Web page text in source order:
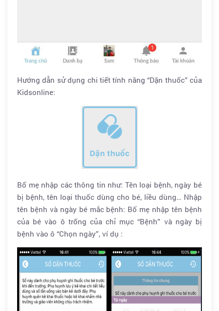
Hướng dẫn sử dụng chi tiết tính năng “Dặn thuốc” của
Kidsonline:
Bố mẹ nhập các thông tin như: Tên loại bệnh, ngày bé
bị bệnh, tên loại thuốc dùng cho bé, liều dùng… Nhập
tên bệnh và ngày bé mắc bệnh: Bố mẹ nhập tên bệnh
của bé vào ô trống của chỉ mục “Bệnh” và ngày bị
bệnh vào ô “Chọn ngày”, ví dụ :